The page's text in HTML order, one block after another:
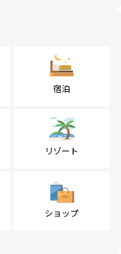
宿泊
リゾート
ショップ